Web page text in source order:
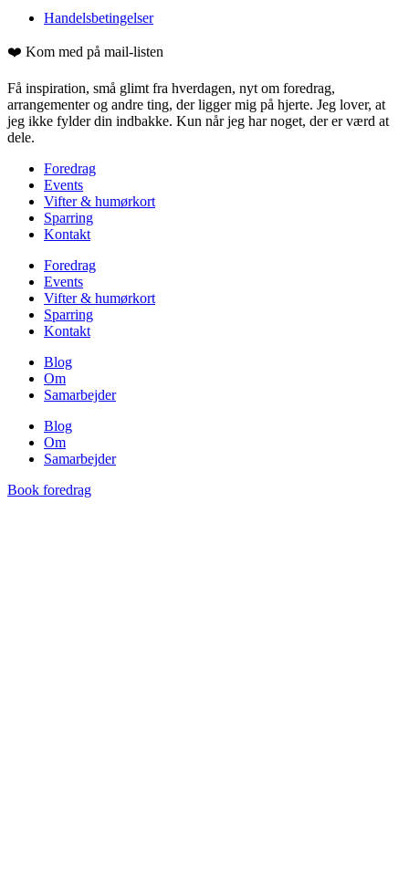
Handelsbetingelser
❤️ Kom med på mail-listen
Få inspiration, små glimt fra hverdagen, nyt om foredrag,
arrangementer og andre ting, der ligger mig på hjerte. Jeg lover, at
jeg ikke fylder din indbakke. Kun når jeg har noget, der er værd at
dele.
Foredrag
Events
Vifter & humørkort
Sparring
Kontakt
Foredrag
Events
Vifter & humørkort
Sparring
Kontakt
Blog
Om
Samarbejder
Blog
Om
Samarbejder
Book foredrag